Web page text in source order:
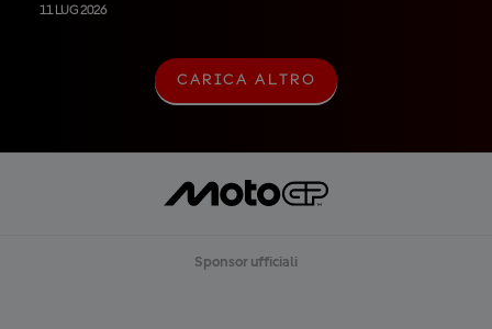
11 LUG 2026
C
A
A
A
R
CARICA ALTRO
Sponsor ufficiali